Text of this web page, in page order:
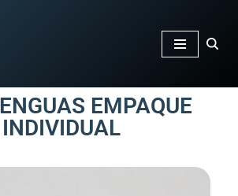
EMPAQUE
INDIVIDUAL